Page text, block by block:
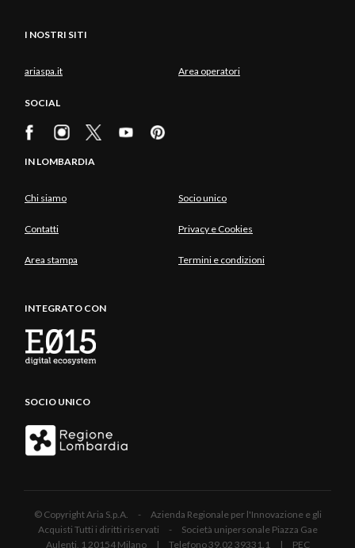
I NOSTRI SITI
ariaspa.it Area operatori
SOCIAL
IN LOMBARDIA
Chi siamo Socio unico
Contatti Privacy e Cookies
Area stampa Termini e condizioni
INTEGRATO CON
SOCIO UNICO
© Copyright Aria S.p.A. - Azienda Regionale per l'Innovazione e gli
Acquisti Tutti i diritti riservati - Società unipersonale Piazza Gae
Aulenti, 1 20154 Milano | Telefono 39.02 39331.1 | PEC